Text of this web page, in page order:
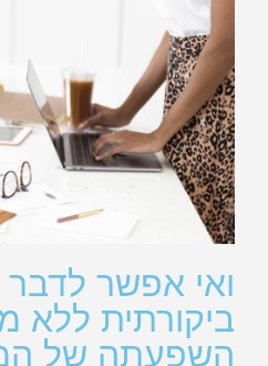
ואי אפשר
ביקורתית ללא
השפעתה של